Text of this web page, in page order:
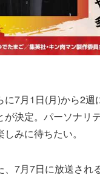
に7月1日(月)から2
が決定。パーソナリ
しみに待ちたい。
、7月7日に放送され